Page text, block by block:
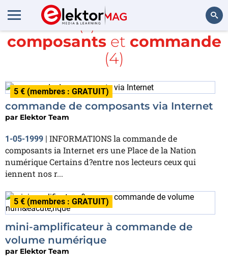
Rechercher
Article(s) avec la balise
composantset commande
(4)
5 € (membres : GRATUIT)
commande de composants via Internet
par Elektor Team
1-05-1999 | INFORMATIONS la commande de
composants ia Internet ers une Place de la Nation
numérique Certains d?entre nos lecteurs ceux qui
iennent nos r...
5 € (membres : GRATUIT)
mini-amplificateur à commande de
volume numérique
par Elektor Team